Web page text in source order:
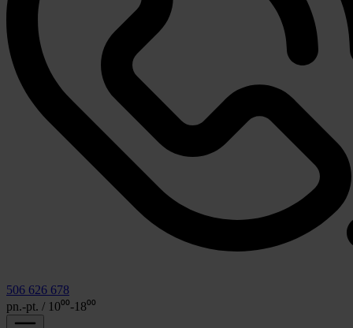
506 626 678
pn.-pt. / 10⁰⁰-18⁰⁰